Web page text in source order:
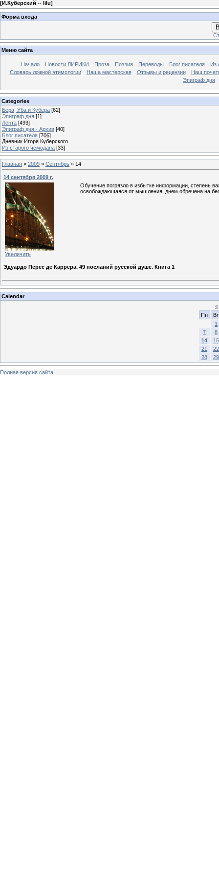
[И.Куберский -- lilu]
Форма входа
Меню сайта
Начало Новости ЛИРИКИ Проза Поэзия Переводы Блог писателя
Из
Словарь ложной этимологии
Наша мастерская Отзывы и рецензии
Наш
Эпиграф дня
Categories
Бера, Уба и Кубера [62]
Эпиграф дня [1]
Лента [493]
Эпиграф дня - Архив [40]
Блог писателя [706]
Дневник Игоря Куберского
Из старого чемодана [33]
Главная » 2009 » Сентябрь » 14
14 сентября 2009 г.
Увеличить
Обучение погрязло в избытке информации, степень
освобождающаяся от мышления, днем обречена на
Эдуардо Перес де Каррера. 49 посланий русской душе. Книга 1
Calendar
«
Пн
Вт
1
7
8
14
15
21
22
28
29
Полная версия сайта